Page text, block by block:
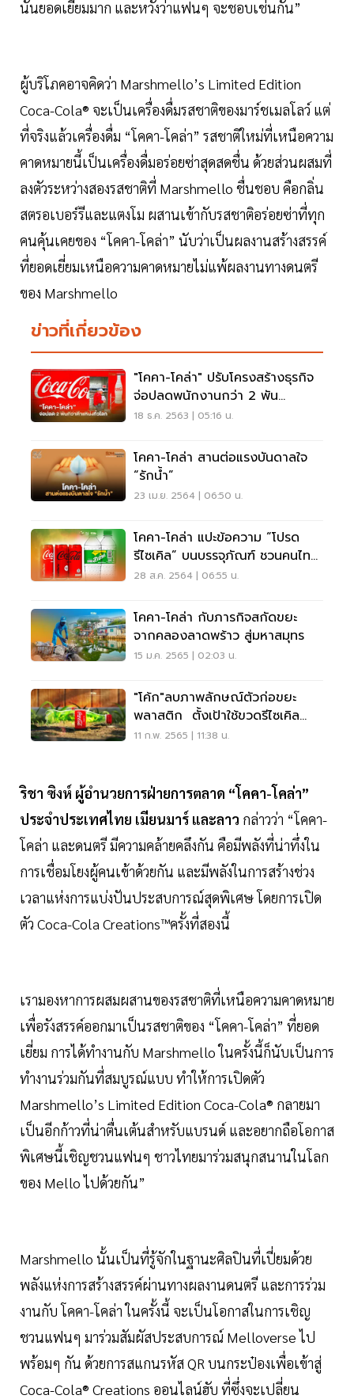
นั้นยอดเยี่ยมมาก และหวังว่าแฟนๆ จะชอบเช่นกัน”
ผู้บริโภคอาจคิดว่า Marshmello’s Limited Edition
Coca-Cola® จะเป็นเครื่องดื่มรสชาติของมาร์ชเมลโลว์ แต่
ที่จริงแล้วเครื่องดื่ม “โคคา-โคล่า” รสชาติใหม่ที่เหนือความ
คาดหมายนี้เป็นเครื่องดื่มอร่อยซ่าสุดสดชื่น ด้วยส่วนผสมที่
ลงตัวระหว่างสองรสชาติที่ Marshmello ชื่นชอบ คือกลิ่น
สตรอเบอร์รีและแตงโม ผสานเข้ากับรสชาติอร่อยซ่าที่ทุก
คนคุ้นเคยของ “โคคา-โคล่า” นับว่าเป็นผลงานสร้างสรรค์
ที่ยอดเยี่ยมเหนือความคาดหมายไม่แพ้ผลงานทางดนตรี
ของ Marshmello
ข่าวที่เกี่ยวข้อง
"โคคา-โคล่า" ปรับโครงสร้างธุรกิจ
จ่อปลดพนักงานกว่า 2 พัน
ตำแหน่งทั่วโลก
18 ธ.ค. 2563 | 05:16 น.
โคคา-โคล่า สานต่อแรงบันดาลใจ
“รักน้ำ”
23 เม.ย. 2564 | 06:50 น.
โคคา-โคล่า แปะข้อความ “โปรด
รีไซเคิล” บนบรรจุภัณฑ์ ชวนคนไทย
แยกขยะ
28 ส.ค. 2564 | 06:55 น.
โคคา-โคล่า กับภารกิจสกัดขยะ
จากคลองลาดพร้าว สู่มหาสมุทร
15 ม.ค. 2565 | 02:03 น.
"โค้ก"ลบภาพลักษณ์ตัวก่อขยะ
พลาสติก ตั้งเป้าใช้ขวดรีไซเคิล
25% ใน 8 ปี
11 ก.พ. 2565 | 11:38 น.
ริชา ซิงห์ ผู้อำนวยการฝ่ายการตลาด “โคคา-โคล่า”
ประจำประเทศไทย เมียนมาร์ และลาว กล่าวว่า “โคคา-
โคล่า และดนตรี มีความคล้ายคลึงกัน คือมีพลังที่น่าทึ่งใน
การเชื่อมโยงผู้คนเข้าด้วยกัน และมีพลังในการสร้างช่วง
เวลาแห่งการแบ่งปันประสบการณ์สุดพิเศษ โดยการเปิด
ตัว Coca-Cola Creations™ครั้งที่สองนี้
เรามองหาการผสมผสานของรสชาติที่เหนือความคาดหมาย
เพื่อรังสรรค์ออกมาเป็นรสชาติของ “โคคา-โคล่า” ที่ยอด
เยี่ยม การได้ทำงานกับ Marshmello ในครั้งนี้ก็นับเป็นการ
ทำงานร่วมกันที่สมบูรณ์แบบ ทำให้การเปิดตัว
Marshmello’s Limited Edition Coca-Cola® กลายมา
เป็นอีกก้าวที่น่าตื่นเต้นสำหรับแบรนด์ และอยากถือโอกาส
พิเศษนี้เชิญชวนแฟนๆ ชาวไทยมาร่วมสนุกสนานในโลก
ของ Mello ไปด้วยกัน”
Marshmello นั้นเป็นที่รู้จักในฐานะศิลปินที่เปี่ยมด้วย
พลังแห่งการสร้างสรรค์ผ่านทางผลงานดนตรี และการร่วม
งานกับ โคคา-โคล่า ในครั้งนี้ จะเป็นโอกาสในการเชิญ
ชวนแฟนๆ มาร่วมสัมผัสประสบการณ์ Melloverse ไป
พร้อมๆ กัน ด้วยการสแกนรหัส QR บนกระป๋องเพื่อเข้าสู่
Coca-Cola® Creations ออนไลน์ฮับ ที่ซึ่งจะเปลี่ยน